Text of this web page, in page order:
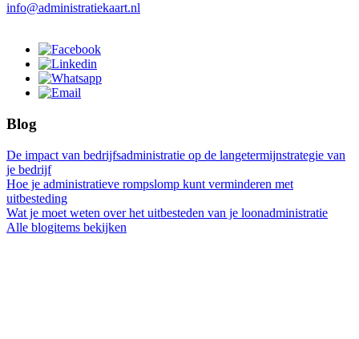
info@administratiekaart.nl
Blog
De impact van bedrijfsadministratie op de langetermijnstrategie van
je bedrijf
Hoe je administratieve rompslomp kunt verminderen met
uitbesteding
Wat je moet weten over het uitbesteden van je loonadministratie
Alle blogitems bekijken